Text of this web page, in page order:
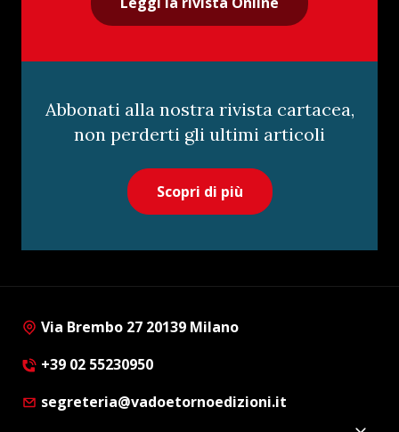
Abbonati alla nostra rivista cartacea,
non perderti gli ultimi articoli
Scopri di più
Via Brembo 27 20139 Milano
+39 02 55230950
segreteria@vadoetornoedizioni.it